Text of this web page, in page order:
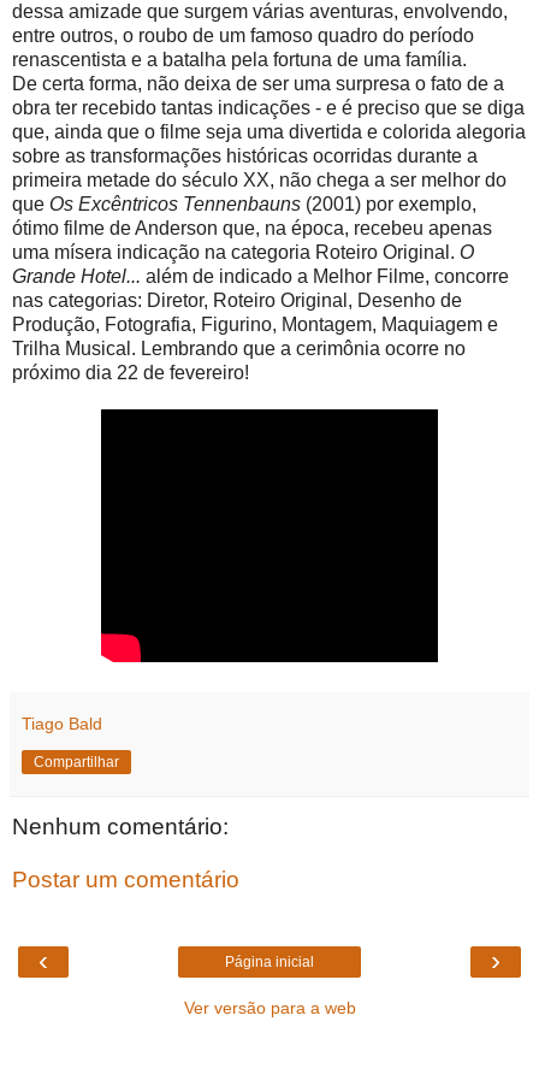
dessa amizade que surgem várias aventuras, envolvendo,
entre outros, o roubo de um famoso quadro do período
renascentista e a batalha pela fortuna de uma família.
De certa forma, não deixa de ser uma surpresa o fato de a
obra ter recebido tantas indicações - e é preciso que se diga
que, ainda que o filme seja uma divertida e colorida alegoria
sobre as transformações históricas ocorridas durante a
primeira metade do século XX, não chega a ser melhor do
que Os Excêntricos Tennenbauns (2001) por exemplo,
ótimo filme de Anderson que, na época, recebeu apenas
uma mísera indicação na categoria Roteiro Original. O
Grande Hotel... além de indicado a Melhor Filme, concorre
nas categorias: Diretor, Roteiro Original, Desenho de
Produção, Fotografia, Figurino, Montagem, Maquiagem e
Trilha Musical. Lembrando que a cerimônia ocorre no
próximo dia 22 de fevereiro!
Tiago Bald
Compartilhar
Nenhum comentário:
Postar um comentário
‹ ›
Página inicial
Ver versão para a web